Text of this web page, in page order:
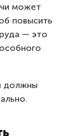
может
повысить
— это
должны